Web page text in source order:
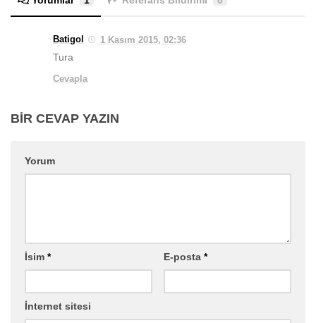
Batigol 1 Kasım 2015, 02:36
Tura
Cevapla
BIR CEVAP YAZIN
Yorum
İsim * E-posta *
İnternet sitesi